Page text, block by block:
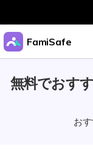
製品
ユーティリティ
ソリューション
FamiSafe
機能
アクティビテ
無料でおす
お